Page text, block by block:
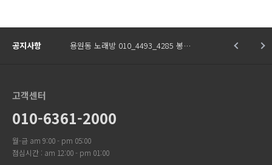
공지사항 용원동 노래방 010_4493_4285 봉…
고객센터
010-6361-2000
월-금 am 9:00 - pm 05:00
점심시간 : am 12:00 - pm 01:00